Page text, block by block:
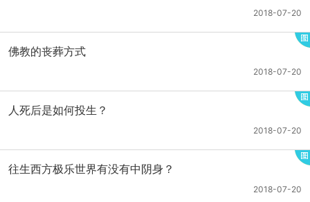
2018-07-20
佛教的丧葬方式
2018-07-20
人死后是如何投生？
2018-07-20
往生西方极乐世界有没有中阴身？
2018-07-20